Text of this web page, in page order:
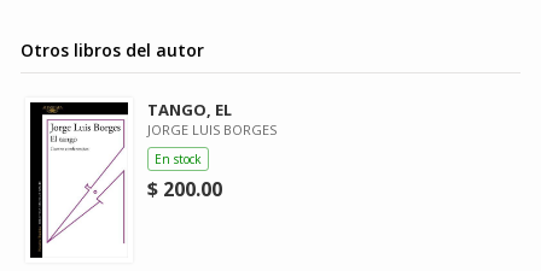
Otros libros del autor
TANGO, EL
JORGE LUIS BORGES
En stock
$ 200.00